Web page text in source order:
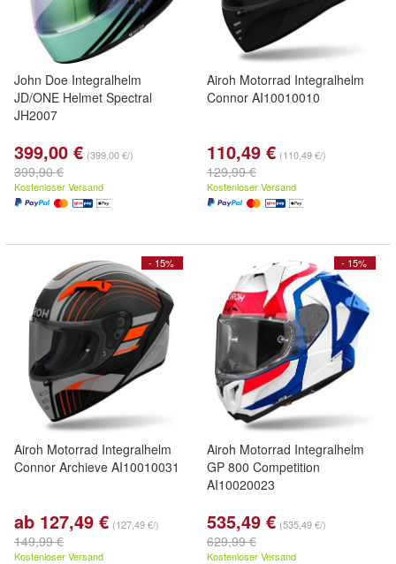
John Doe Integralhelm
JD/ONE Helmet Spectral
JH2007
399,00 € (399,00 €/)
399,90 €
Kostenloser Versand
Airoh Motorrad Integralhelm
Connor AI10010010
110,49 € (110,49 €/)
129,99 €
Kostenloser Versand
- 15%
Airoh Motorrad Integralhelm
Connor Archieve AI10010031
ab 127,49 € (127,49 €/)
149,99 €
Kostenloser Versand
- 15%
Airoh Motorrad Integralhelm
GP 800 Competition
AI10020023
535,49 € (535,49 €/)
629,99 €
Kostenloser Versand